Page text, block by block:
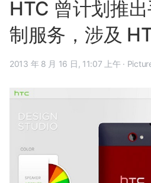
HTC 曾计划推
制服务，涉及
2013 年 8 月 16 日, 11:07 上午 ·